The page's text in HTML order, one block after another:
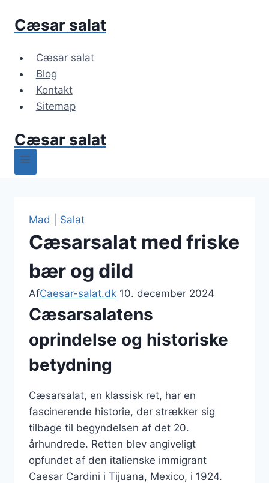
Cæsar salat
Cæsar salat
Blog
Kontakt
Sitemap
Cæsar salat
Mad Salat
Cæsarsalat med friske
bær og dild
AfCaesar-salat.dk 10. december 2024
Cæsarsalatens
oprindelse og historiske
betydning
Cæsarsalat, en klassisk ret, har en
fascinerende historie, der strækker sig
tilbage til begyndelsen af det 20.
århundrede. Retten blev angiveligt
opfundet af den italienske immigrant
Caesar Cardini i Tijuana, Mexico, i 1924.